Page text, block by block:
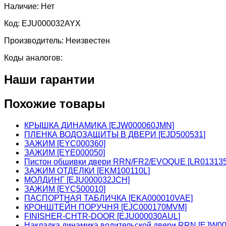
Наличие: Нет
Код: EJU000032AYX
Производитель: Неизвестен
Коды аналогов:
Наши гарантии
Похожие товары
КРЫШКА ДИНАМИКА [EJW000060JMN]
ПЛЕНКА ВОДОЗАЩИТЫ В ДВЕРИ [EJD500531]
ЗАЖИМ [EYC000360]
ЗАЖИМ [EYE000050]
Пистон обшивки двери RRN/FR2/EVOQUE
ЗАЖИМ ОТДЕЛКИ [EKM100110L]
МОЛДИНГ [EJU000032JCH]
ЗАЖИМ [EYC500010]
ПАСПОРТНАЯ ТАБЛИЧКА [EKA000010VAE]
КРОНШТЕЙН ПОРУЧНЯ [EJC000170MVM]
FINISHER-CHTR-DOOR [EJU000030AUL]